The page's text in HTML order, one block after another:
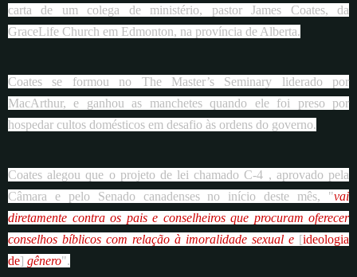
carta de um colega de ministério, pastor James Coates, da
GraceLife Church em Edmonton, na província de Alberta.
Coates se formou no The Master’s Seminary liderado por
MacArthur, e ganhou as manchetes quando ele foi preso por
hospedar cultos domésticos em desafio às ordens do governo.
Coates alegou que o projeto de lei chamado C-4 , aprovado pela
Câmara e pelo Senado canadenses no início deste mês, "vai
diretamente contra os pais e conselheiros que procuram oferecer
conselhos bíblicos com relação à imoralidade sexual e [ideologia
de] gênero".